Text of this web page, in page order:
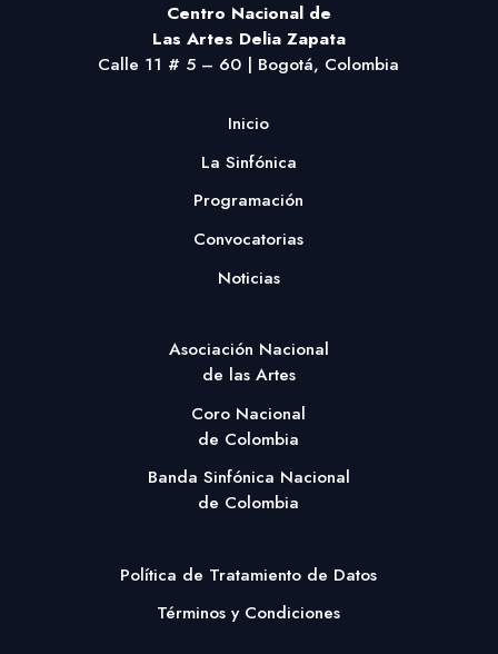
Centro Nacional de
Las Artes Delia Zapata
Calle 11 # 5 – 60 | Bogotá, Colombia
Inicio
La Sinfónica
Programación
Convocatorias
Noticias
Asociación Nacional
de las Artes
Coro Nacional
de Colombia
Banda Sinfónica Nacional
de Colombia
Política de Tratamiento de Datos
Términos y Condiciones